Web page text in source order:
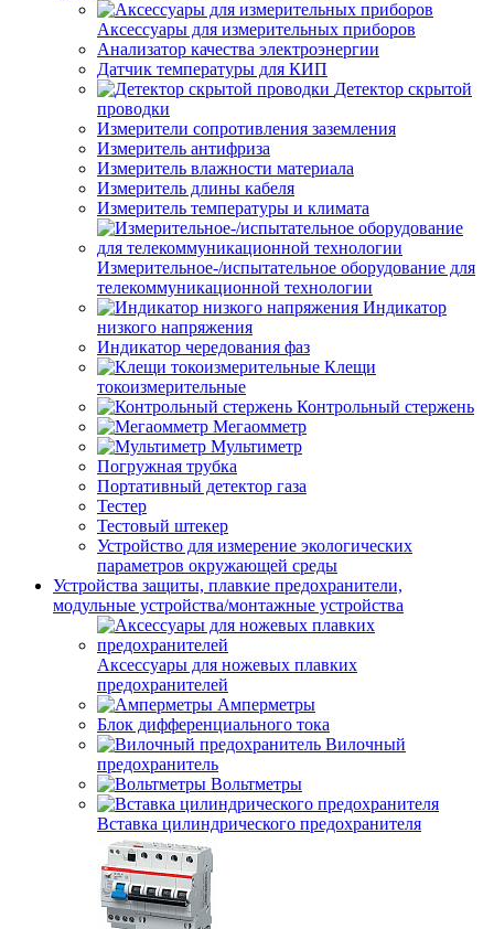
Аксессуары для измерительных приборов
Анализатор качества электроэнергии
Датчик температуры для КИП
Детектор скрытой
проводки
Измерители сопротивления заземления
Измеритель антифриза
Измеритель влажности материала
Измеритель длины кабеля
Измеритель температуры и климата
Измерительное-/испытательное оборудование для
телекоммуникационной технологии
Индикатор
низкого напряжения
Индикатор чередования фаз
Клещи
токоизмерительные
Контрольный стержень
Мегаомметр
Мультиметр
Погружная трубка
Портативный детектор газа
Тестер
Тестовый штекер
Устройство для измерение экологических
параметров окружающей среды
Устройства защиты, плавкие предохранители,
модульные устройства/монтажные устройства
Аксессуары для ножевых плавких
предохранителей
Амперметры
Блок дифференциального тока
Вилочный
предохранитель
Вольтметры
Вставка цилиндрического предохранителя